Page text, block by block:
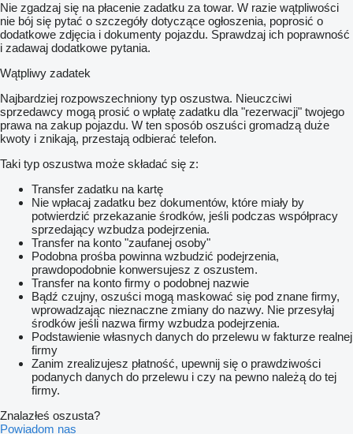
Nie zgadzaj się na płacenie zadatku za towar. W razie wątpliwości
nie bój się pytać o szczegóły dotyczące ogłoszenia, poprosić o
dodatkowe zdjęcia i dokumenty pojazdu. Sprawdzaj ich poprawność
i zadawaj dodatkowe pytania.
Wątpliwy zadatek
Najbardziej rozpowszechniony typ oszustwa. Nieuczciwi
sprzedawcy mogą prosić o wpłatę zadatku dla "rezerwacji" twojego
prawa na zakup pojazdu. W ten sposób oszuści gromadzą duże
kwoty i znikają, przestają odbierać telefon.
Taki typ oszustwa może składać się z:
Transfer zadatku na kartę
Nie wpłacaj zadatku bez dokumentów, które miały by
potwierdzić przekazanie środków, jeśli podczas współpracy
sprzedający wzbudza podejrzenia.
Transfer na konto "zaufanej osoby"
Podobna prośba powinna wzbudzić podejrzenia,
prawdopodobnie konwersujesz z oszustem.
Transfer na konto firmy o podobnej nazwie
Bądź czujny, oszuści mogą maskować się pod znane firmy,
wprowadzając nieznaczne zmiany do nazwy. Nie przesyłaj
środków jeśli nazwa firmy wzbudza podejrzenia.
Podstawienie własnych danych do przelewu w fakturze realnej
firmy
Zanim zrealizujesz płatność, upewnij się o prawdziwości
podanych danych do przelewu i czy na pewno należą do tej
firmy.
Znalazłeś oszusta?
Powiadom nas